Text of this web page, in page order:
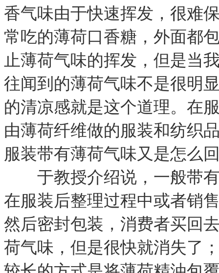
香气味由于快速挥发，很难
常吃的薄荷口香糖，外面都
止薄荷气味的挥发，但是当
往闻到的薄荷气味不是很明
的清凉感就是这个道理。在
由薄荷纤维做的服装和纺织
服装带有薄荷气味又是怎么
于教授介绍说，一般带有
在服装后整理过程中或者销
然后密封包装，消费者买回
荷气味，但是很快就消失了